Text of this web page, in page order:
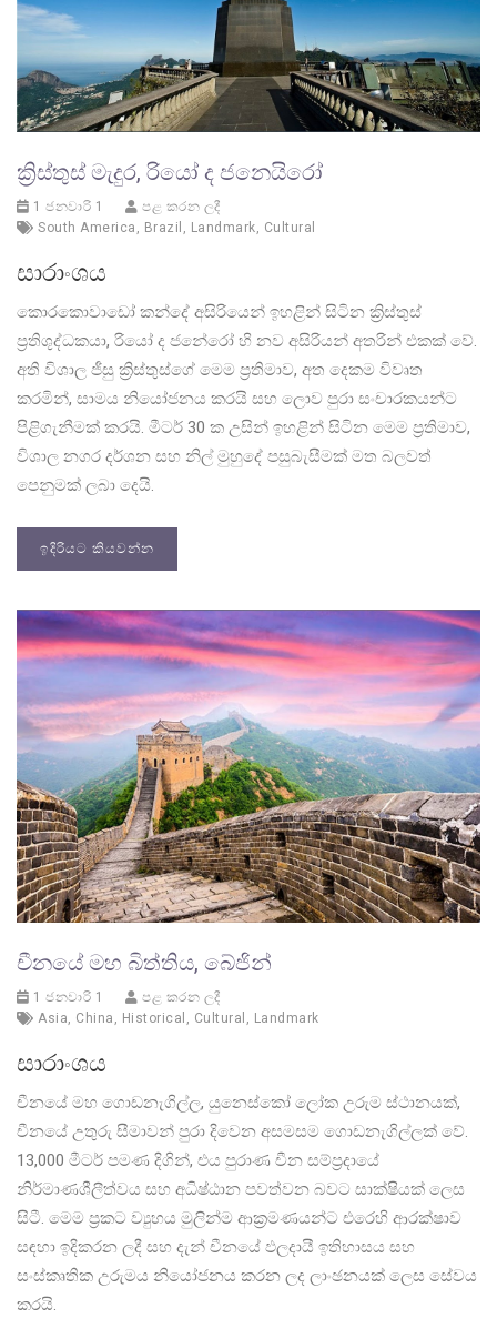
ක්‍රිස්තුස් මැදුර, රියෝ ද ජනෙයිරෝ
1 ජනවාරි 1
පළ කරන ලදී
South America , Brazil , Landmark, Cultural
සාරාංශය
කොරකොවාඩෝ කන්දේ අසිරියෙන් ඉහළින් සිටින ක්‍රිස්තුස්
ප්‍රතිශුද්ධකයා, රියෝ ද ජනේරෝ හි නව අසිරියන් අතරින් එකක් වේ.
අති විශාල ජීසු ක්‍රිස්තුස්ගේ මෙම ප්‍රතිමාව, අත දෙකම විවෘත
කරමින්, සාමය නියෝජනය කරයි සහ ලොව පුරා සංචාරකයන්ට
පිළිගැනීමක් කරයි. මීටර් 30 ක උසින් ඉහළින් සිටින මෙම ප්‍රතිමාව,
විශාල නගර දර්ශන සහ නිල් මුහුදේ පසුබැසීමක් මත බලවත්
පෙනුමක් ලබා දෙයි.
ඉදිරියට කියවන්න
චීනයේ මහ බිත්තිය, බේජින්
1 ජනවාරි 1
පළ කරන ලදී
Asia, China , Historical , Cultural , Landmark
සාරාංශය
චීනයේ මහ ගොඩනැගිල්ල, යුනෙස්කෝ ලෝක උරුම ස්ථානයක්,
චීනයේ උතුරු සීමාවන් පුරා දිවෙන අසමසම ගොඩනැගිල්ලක් වේ.
13,000 මීටර් පමණ දිගින්, එය පුරාණ චීන සම්ප්‍රදායේ
නිර්මාණශීලීත්වය සහ අධිෂ්ඨාන පවත්වන බවට සාක්ෂියක් ලෙස
සිටී. මෙම ප්‍රකට ව්‍යුහය මුලින්ම ආක්‍රමණයන්ට එරෙහි ආරක්ෂාව
සඳහා ඉදිකරන ලදී සහ දැන් චීනයේ ඵලදායී ඉතිහාසය සහ
සංස්කෘතික උරුමය නියෝජනය කරන ලද ලාංඡනයක් ලෙස සේවය
කරයි.